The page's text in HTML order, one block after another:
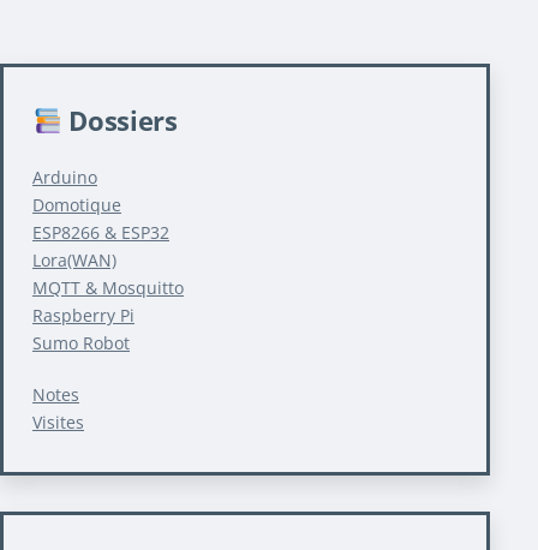
Dossiers
Arduino
Domotique
ESP8266 & ESP32
Lora(WAN)
MQTT & Mosquitto
Raspberry Pi
Sumo Robot
Notes
Visites